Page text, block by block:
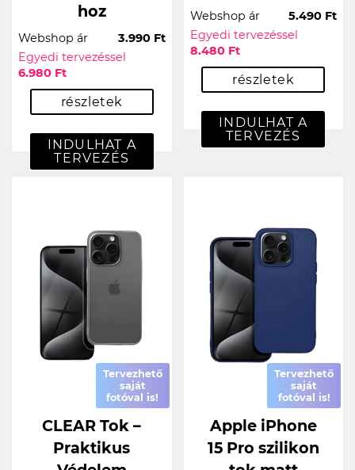
hoz
Webshop ár
3.990 Ft
Egyedi tervezéssel
6.980 Ft
részletek
INDULHAT A
TERVEZÉS
Webshop ár
5.490 Ft
Egyedi tervezéssel
8.480 Ft
részletek
INDULHAT A
TERVEZÉS
Tervezhető
saját
fotóval is!
CLEAR Tok –
Praktikus
Tervezhető
saját
fotóval is!
Apple iPhone
15 Pro szilikon